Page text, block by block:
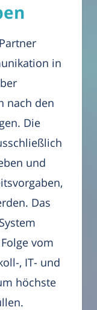
in
nach den
Die
und
Das
vom
, IT- und
höchste